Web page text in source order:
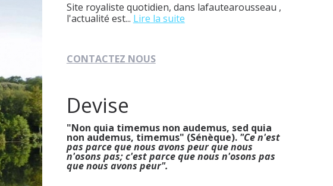
Site royaliste quotidien, dans lafautearousseau ,
l'actualité est... Lire la suite
CONTACTEZ NOUS
Devise
"Non quia timemus non audemus, sed quia
non audemus, timemus" (Sénèque). "Ce n'est
pas parce que nous avons peur que nous
n'osons pas; c'est parce que nous n'osons pas
que nous avons peur".